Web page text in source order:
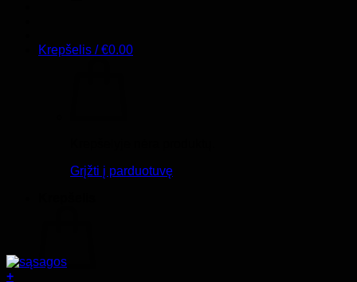
Krepšelis /€0.00
Grįžti į parduotuvę
+